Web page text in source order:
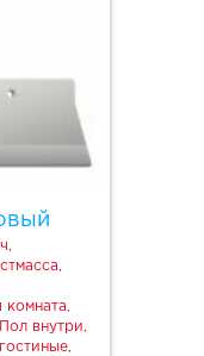
комната,
внутри,